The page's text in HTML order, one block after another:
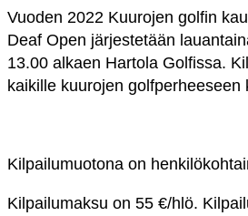
Vuoden 2022 Kuurojen golfin
Deaf Open järjestetään
13.00 alkaen Hartola Golfissa.
kaikille kuurojen golfperheeseen
Kilpailumuotona on
Kilpailumaksu on 55 €/hlö.